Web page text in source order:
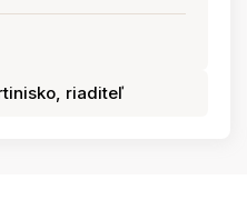
riaditeľ